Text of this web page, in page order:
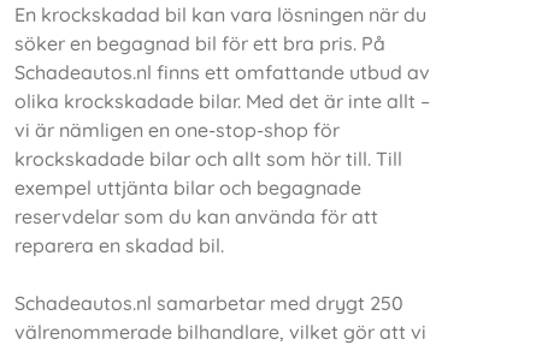
En krockskadad bil kan vara lösningen när du
söker en begagnad bil för ett bra pris. På
Schadeautos.nl finns ett omfattande utbud av
olika krockskadade bilar. Med det är inte allt –
vi är nämligen en one-stop-shop för
krockskadade bilar och allt som hör till. Till
exempel uttjänta bilar och begagnade
reservdelar som du kan använda för att
reparera en skadad bil.
Schadeautos.nl samarbetar med drygt 250
välrenommerade bilhandlare, vilket gör att vi